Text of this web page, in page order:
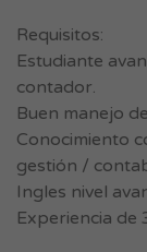
Requisitos:
Estudiante
contador.
Buen manejo
Conocimiento
gestión /
Ingles nivel
Experiencia de